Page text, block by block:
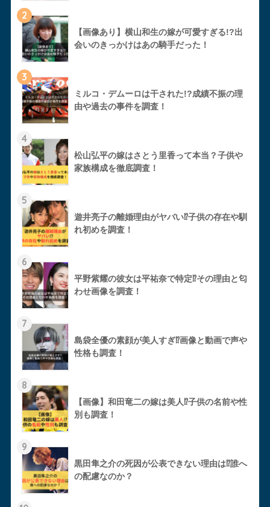
2
【画像あり】横山和生の嫁が可愛すぎる!?出
会いのきっかけはあの騎手だった！
3
ミルコ・デムーロは干された!?成績不振の理
由や過去の事件を調査！
4
松山弘平の嫁はさとう里香って本当？子供や
家族構成を徹底調査！
5
遊井亮子の離婚理由がヤバい⁉︎子供の存在や馴
れ初めを調査！
6
平野紫耀の彼女は平祐奈で特定⁉︎その理由と匂
わせ画像を調査！
7
島袋全優の素顔が美人すぎ⁉︎画像と動画で声や
性格も調査！
8
【画像】和田竜二の嫁は美人⁉︎子供の名前や性
別も調査！
9
黒田隼之介の死因が公表できない理由は⁉︎誰へ
の配慮なのか？